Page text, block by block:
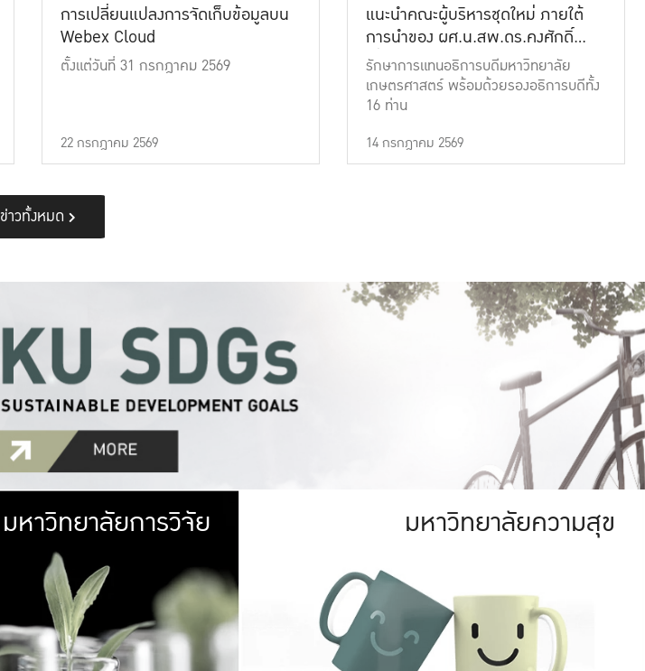
การเปลี่ยนแปลงการจัดเก็บข้อมูลบน
Webex Cloud
ตั้งแต่วันที่ 31 กรกฎาคม 2569
22 กรกฎาคม 2569
แนะนำคณะผู้บริหารชุดใหม่ ภายใต้
การนำของ ผศ.น.สพ.ดร.คงศักดิ์
เที่ยงธรรม
รักษาการแทนอธิการบดีมหาวิทยาลัย
เกษตรศาสตร์ พร้อมด้วยรองอธิการบดีทั้ง
16 ท่าน
14 กรกฎาคม 2569
ข่าวทั้งหมด
มหาวิทยาลัย
เกษตรศาสตร์ มีพื้นที่เขียวสดใส หนาแน่น
เป็นป่าในเมือง (URBAN FOREST)
เกษตรในเมือง (URBAN AGRICULTURE)
ที่นับรวมกันได้ประมาณ 1,400 ไร่
มหาวิทยาลัยการวิจัย มหาวิทยาลัย
ให้กับประชาชน
มหาวิทยาลัยความสุข